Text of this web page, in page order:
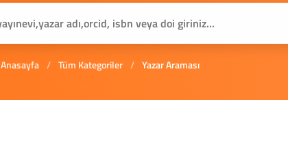
Anasayfa / Tüm Kategoriler / Yazar Araması